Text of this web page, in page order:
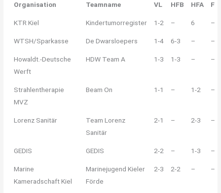
Organisation Teamname VL HFB HFA F
KTR Kiel Kindertumorregister 1-2 – 6 –
WTSH/Sparkasse De Dwarsloepers 1-4 6-3 – –
Howaldt.-Deutsche
Werft
HDW Team A 1-3 1-3 – –
Strahlentherapie
MVZ
Beam On 1-1 – 1-2 –
Lorenz Sanitär
Team Lorenz
Sanitär
2-1 – 2-3 –
GEDIS GEDIS 2-2 – 1-3 –
Marine
Kameradschaft Kiel
Marinejugend Kieler
Förde
2-3 2-2 – –